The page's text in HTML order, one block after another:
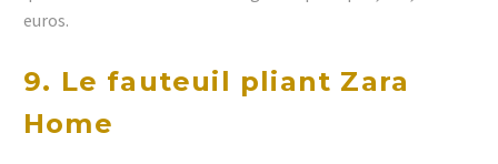
euros.
9. Le fauteuil pliant Zara
Home